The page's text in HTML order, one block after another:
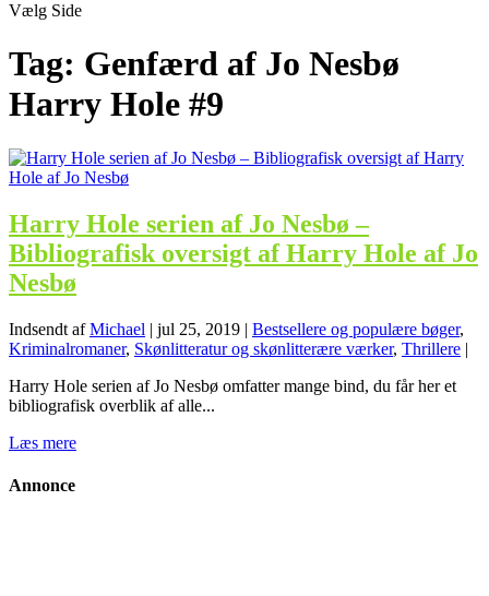
Vælg Side
Tag: Genfærd af Jo Nesbø
Harry Hole #9
Harry Hole serien af Jo Nesbø –
Bibliografisk oversigt af Harry Hole af Jo
Nesbø
Indsendt afMichael | jul 25, 2019 | Bestsellere og populære bøger,
Kriminalromaner, Skønlitteratur og skønlitterære værker, Thrillere |
Harry Hole serien af Jo Nesbø omfatter mange bind, du får her et
bibliografisk overblik af alle...
Læs mere
Annonce